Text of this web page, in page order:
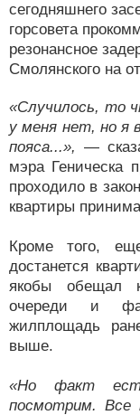
сегодняшнего
горсовета
резонансное
Смолянского на
«Случилось, то
у меня нет, но я
пояса...», —
мэра Геническа
проходило в
квартиры
Кроме того,
достанется
якобы обещал
очереди и
жилплощадь
выше.
«Но факт
посмотрим. Все